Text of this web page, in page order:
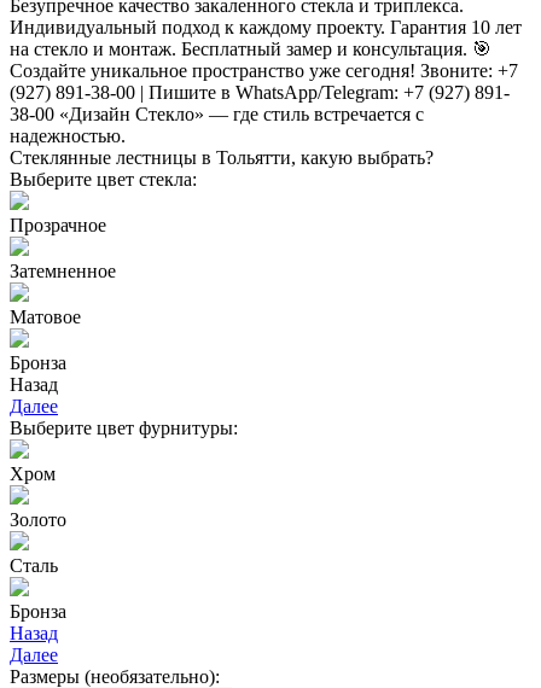
Безупречное качество закаленного стекла и триплекса.
Индивидуальный подход к каждому проекту. Гарантия 10 лет
на стекло и монтаж. Бесплатный замер и консультация. 🎯
Создайте уникальное пространство уже сегодня! Звоните: +7
(927) 891-38-00 | Пишите в WhatsApp/Telegram: +7 (927) 891-
38-00 «Дизайн Стекло» — где стиль встречается с
надежностью.
Стеклянные лестницы в Тольятти, какую выбрать?
Выберите цвет стекла:
Прозрачное
Затемненное
Матовое
Бронза
Назад
Далее
Выберите цвет фурнитуры:
Хром
Золото
Сталь
Бронза
Назад
Далее
Размеры (необязательно):